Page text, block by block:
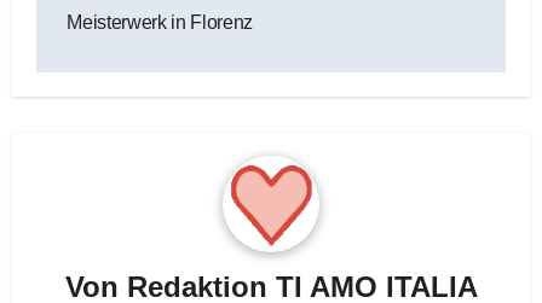
Meisterwerk in Florenz
Von Redaktion TI AMO ITALIA